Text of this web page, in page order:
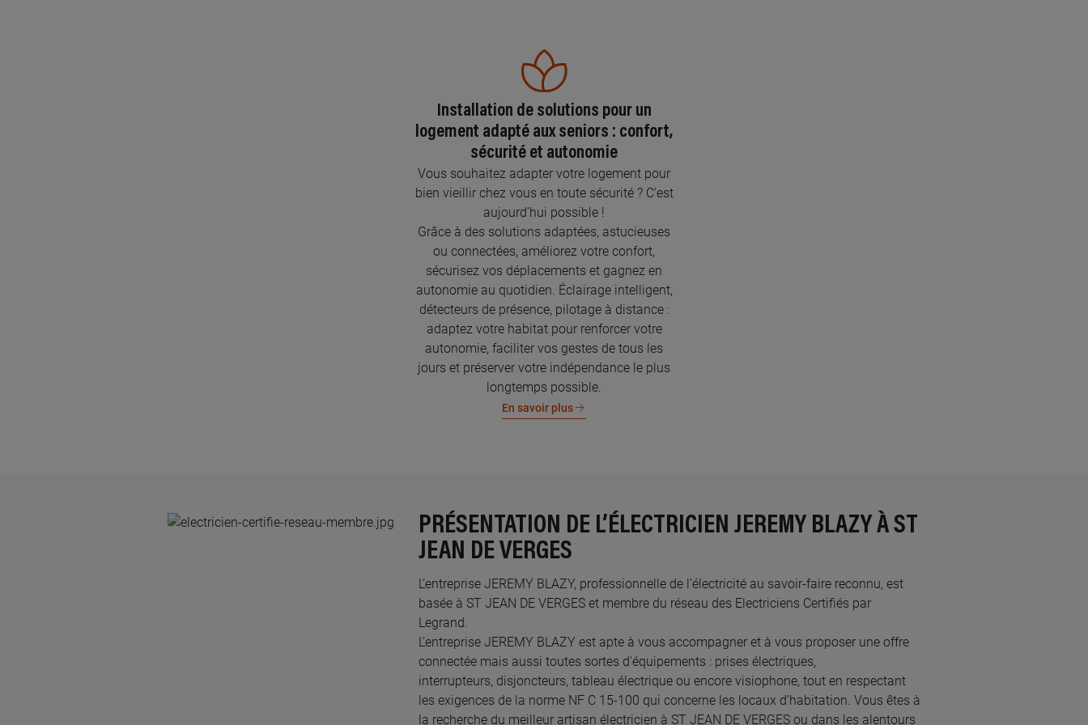
Installation de solutions pour un
logement adapté aux seniors : confort,
sécurité et autonomie
Vous souhaitez adapter votre logement pour
bien vieillir chez vous en toute sécurité ? C’est
aujourd’hui possible !
Grâce à des solutions adaptées, astucieuses
ou connectées, améliorez votre confort,
sécurisez vos déplacements et gagnez en
autonomie au quotidien. Éclairage intelligent,
détecteurs de présence, pilotage à distance :
adaptez votre habitat pour renforcer votre
autonomie, faciliter vos gestes de tous les
jours et préserver votre indépendance le plus
longtemps possible.
En savoir plus
PRÉSENTATION DE L’ÉLECTRICIEN JEREMY BLAZY À ST
JEAN DE VERGES
L’entreprise JEREMY BLAZY, professionnelle de l’électricité au savoir-faire reconnu, est
basée à ST JEAN DE VERGES et membre du réseau des Electriciens Certifiés par
Legrand.​
L’entreprise JEREMY BLAZY est apte à vous accompagner et à vous proposer une offre
connectée mais aussi toutes sortes d'équipements : prises électriques,
interrupteurs, disjoncteurs, tableau électrique ou encore visiophone, tout en respectant
les exigences de la norme NF C 15-100 qui concerne les locaux d’habitation. Vous êtes à
la recherche du meilleur artisan électricien à ST JEAN DE VERGES ou dans les alentours